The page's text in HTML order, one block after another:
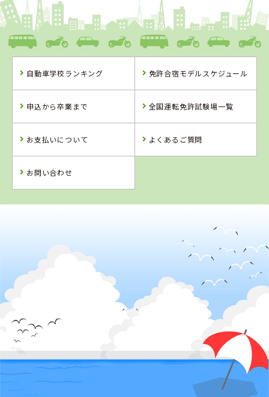
自動車学校ランキング 免許合宿モデルスケジュール
申込から卒業まで 全国運転免許試験場一覧
お支払いについて よくあるご質問
お問い合わせ